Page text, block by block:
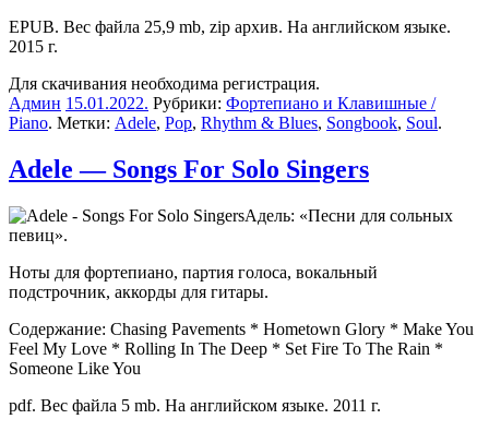
EPUB. Вес файла 25,9 mb, zip архив. На английском языке.
2015 г.
Для скачивания необходима регистрация.
Админ 15.01.2022. Рубрики: Фортепиано и Клавишные /
Piano. Метки: Adele, Pop, Rhythm & Blues, Songbook, Soul.
Adele — Songs For Solo Singers
Адель: «Песни для сольных
певиц».
Ноты для фортепиано, партия голоса, вокальный
подстрочник, аккорды для гитары.
Содержание: Chasing Pavements * Hometown Glory * Make You
Feel My Love * Rolling In The Deep * Set Fire To The Rain *
Someone Like You
pdf. Вес файла 5 mb. На английском языке. 2011 г.